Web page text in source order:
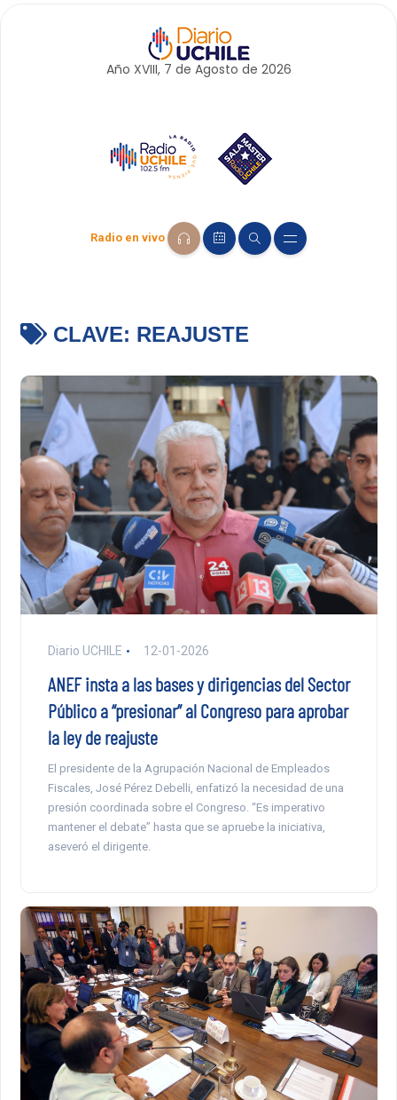
Año XVIII, 7 de Agosto de 2026
Radio en vivo
CLAVE: REAJUSTE
Diario UCHILE 12-01-2026
ANEF insta a las bases y dirigencias del Sector
Público a “presionar” al Congreso para aprobar
la ley de reajuste
El presidente de la Agrupación Nacional de Empleados
Fiscales, José Pérez Debelli, enfatizó la necesidad de una
presión coordinada sobre el Congreso. “Es imperativo
mantener el debate” hasta que se apruebe la iniciativa,
aseveró el dirigente.